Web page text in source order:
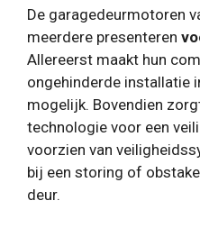
De garagedeurmotoren
meerdere presenteren
Allereerst maakt hun
ongehinderde installatie
mogelijk. Bovendien
technologie voor een
voorzien van
bij een storing of
deur.